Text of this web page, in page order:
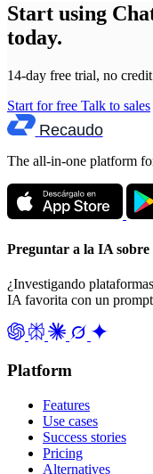
Start using
today.
14-day free trial, no
Start for free Talk to sales
Recaudo
The all-in-one platform
Preguntar a la IA sobre
¿Investigando
IA favorita con un
Platform
Features
Use cases
Success stories
Pricing
Alternatives